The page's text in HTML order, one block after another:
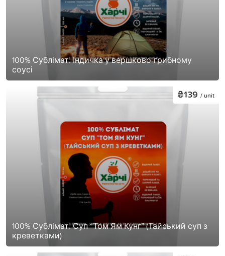
100% Сублімат. Індичка у вершково-грибному
соусі
100% Сублімат. Суп “Том Ям Кунг” (Тайський суп з
креветками)
₴139 / unit